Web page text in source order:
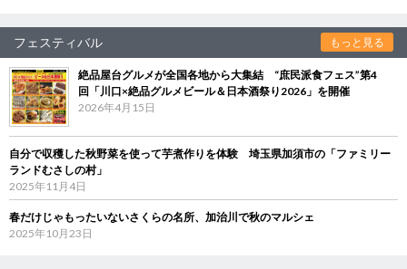
フェスティバル もっと見る
絶品屋台グルメが全国各地から大集結 “庶民派食フェス”第4
回「川口×絶品グルメビール＆日本酒祭り2026」を開催
2026年4月15日
自分で収穫した秋野菜を使って芋煮作りを体験 埼玉県加須市の「ファミリー
ランドむさしの村」
2025年11月4日
春だけじゃもったいないさくらの名所、加治川で秋のマルシェ
2025年10月23日